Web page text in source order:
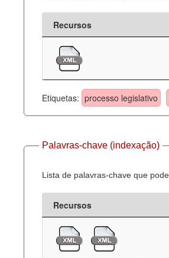
Recursos
Etiquetas: processo legislativo
Palavras-chave (indexação)
Lista de palavras-chave que
Recursos